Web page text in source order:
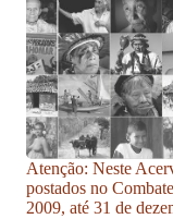
Atenção: Neste
postados no
2009, até 31 de